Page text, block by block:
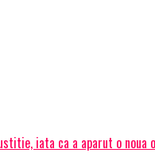
iata ca a aparut o